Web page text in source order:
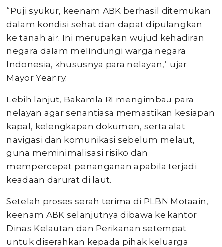
“Puji syukur, keenam ABK berhasil ditemukan
dalam kondisi sehat dan dapat dipulangkan
ke tanah air. Ini merupakan wujud kehadiran
negara dalam melindungi warga negara
Indonesia, khususnya para nelayan,” ujar
Mayor Yeanry.
Lebih lanjut, Bakamla RI mengimbau para
nelayan agar senantiasa memastikan kesiapan
kapal, kelengkapan dokumen, serta alat
navigasi dan komunikasi sebelum melaut,
guna meminimalisasi risiko dan
mempercepat penanganan apabila terjadi
keadaan darurat di laut.
Setelah proses serah terima di PLBN Motaain,
keenam ABK selanjutnya dibawa ke kantor
Dinas Kelautan dan Perikanan setempat
untuk diserahkan kepada pihak keluarga